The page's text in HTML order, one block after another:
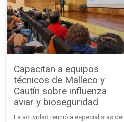
Capacitan a equipos
técnicos de Malleco y
Cautín sobre influenza
aviar y bioseguridad
La actividad reunió a especialistas del